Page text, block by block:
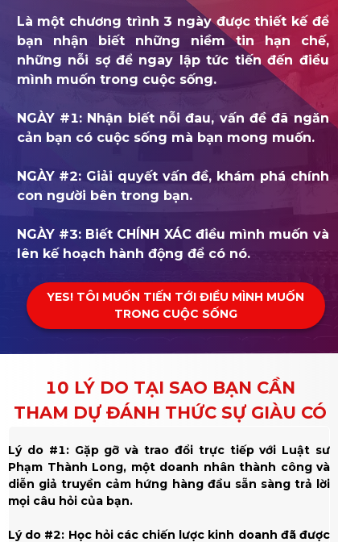
Là một chương trình 3 ngày được thiết kế để
bạn nhận biết những niềm tin hạn chế,
những nỗi sợ để ngay lập tức tiến đến điều
mình muốn trong cuộc sống.
NGÀY #1: Nhận biết nỗi đau, vấn đề đã ngăn
cản bạn có cuộc sống mà bạn mong muốn.
NGÀY #2: Giải quyết vấn đề, khám phá chính
con người bên trong bạn.
NGÀY #3: Biết CHÍNH XÁC điều mình muốn và
lên kế hoạch hành động để có nó.
YES! TÔI MUỐN TIẾN TỚI ĐIỀU MÌNH MUỐN
TRONG CUỘC SỐNG
10 LÝ DO TẠI SAO BẠN CẦN
THAM DỰ ĐÁNH THỨC SỰ GIÀU CÓ
Lý do #1: Gặp gỡ và trao đổi trực tiếp với Luật sư
Phạm Thành Long, một doanh nhân thành công và
diễn giả truyền cảm hứng hàng đầu sẵn sàng trả lời
mọi câu hỏi của bạn.
Lý do #2: Học hỏi các chiến lược kinh doanh đã được